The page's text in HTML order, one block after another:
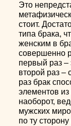
Это
стоит.
типа брака,
женским в
совершенно
первый раз
второй раз –
раз брак
элементов
наоборот,
мужских
по ту